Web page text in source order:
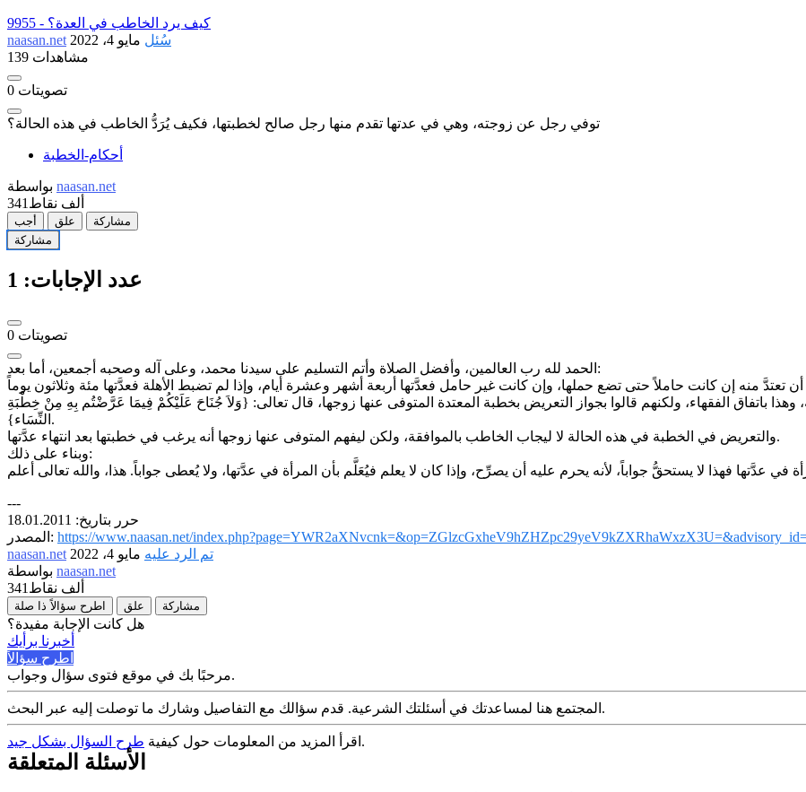
9955 - كيف يرد الخاطب في العدة؟
naasan.net
سُئل مايو 4، 2022
139 مشاهدات
0 تصويتات
توفي رجل عن زوجته، وهي في عدتها تقدم منها رجل صالح لخطبتها، فكيف يُرَدُّ الخاطب في هذه الحالة؟
أحكام-الخطبة
naasan.net
341ألف نقاط
أجب علق
مشاركة
مشاركة
عدد الإجابات: 1
0 تصويتات
الحمد لله رب العالمين، وأفضل الصلاة وأتم التسليم على سيدنا محمد، وعلى آله وصحبه أجمعين، أما بعد:
باتفاق الفقهاء، ولكنهم قالوا بجواز التعريض بخطبة المعتدة المتوفى عنها زوجها، قال تعالى: {وَلاَ جُنَاحَ عَلَيْكُمْ فِيمَا عَرَّضْتُم بِهِ مِنْ خِطْبَةِ
النِّسَاء}.
والتعريض في الخطبة في هذه الحالة لا ليجاب الخاطب بالموافقة، ولكن ليفهم المتوفى عنها زوجها أنه يرغب في خطبتها بعد انتهاء عدَّتها.
وبناء على ذلك:
---
حرر بتاريخ: 18.01.2011
المصدر: https://www.naasan.net/
naasan.net
تم الرد عليه مايو 4، 2022
naasan.net
341ألف نقاط
اطرح سؤالاً ذا صلة علق مشاركة
هل كانت الإجابة مفيدة؟
أخبرنا برأيك
اطرح سؤالاً
مرحبًا بك في موقع فتوى سؤال وجواب.
المجتمع هنا لمساعدتك في أسئلتك الشرعية. قدم سؤالك مع التفاصيل وشارك ما توصلت إليه عبر البحث.
اقرأ المزيد من المعلومات حول كيفية طرح السؤال بشكل جيد .
الأسئلة المتعلقة